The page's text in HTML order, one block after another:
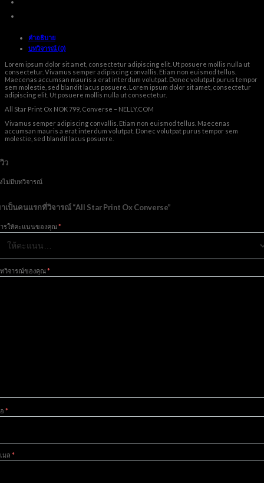
คำอธิบาย
บทวิจารณ์ (0)
Lorem ipsum dolor sit amet, consectetur adipiscing elit. Ut posuere mollis nulla ut
consectetur. Vivamus semper adipiscing convallis. Etiam non euismod tellus.
Maecenas accumsan mauris a erat interdum volutpat. Donec volutpat purus tempor
sem molestie, sed blandit lacus posuere. Lorem ipsum dolor sit amet, consectetur
adipiscing elit. Ut posuere mollis nulla ut consectetur.
All Star Print Ox NOK 799, Converse – NELLY.COM
Vivamus semper adipiscing convallis. Etiam non euismod tellus. Maecenas
accumsan mauris a erat interdum volutpat. Donec volutpat purus tempor sem
molestie, sed blandit lacus posuere.
ว
ไม่มีบทวิจารณ์
เป็นคนแรกที่วิจารณ์ “All Star Print Ox Converse”
รให้คะแนนของคุณ*
วิจารณ์ของคุณ*
*
มล *